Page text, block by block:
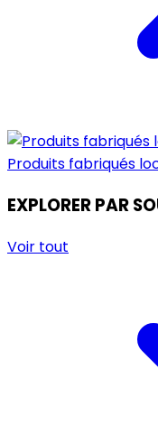
Produits fabriqués
EXPLORER PAR
Voir tout